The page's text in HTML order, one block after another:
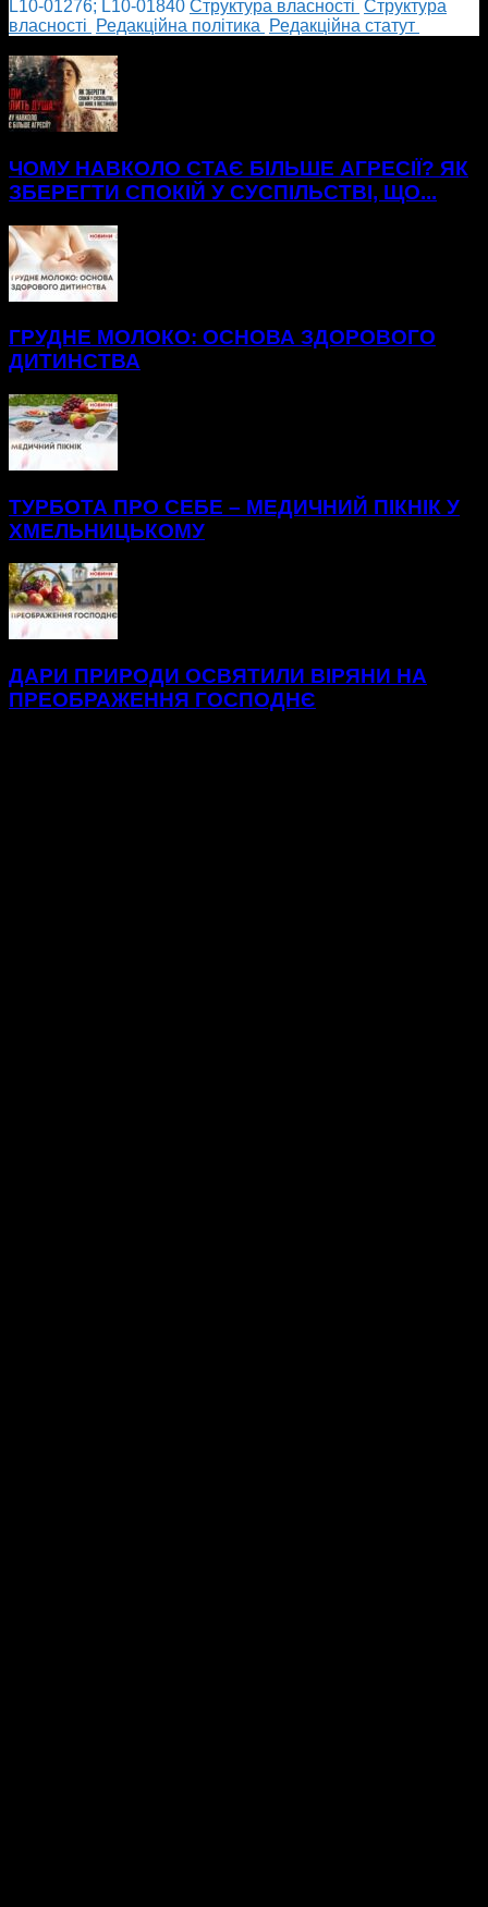
L10-01276; L10-01840 Cтруктура власності Cтруктура
власності
Редакційна політика
Редакційна статут
ЧОМУ НАВКОЛО СТАЄ БІЛЬШЕ АГРЕСІЇ? ЯК
ЗБЕРЕГТИ СПОКІЙ У СУСПІЛЬСТВІ, ЩО...
ГРУДНЕ МОЛОКО: ОСНОВА ЗДОРОВОГО
ДИТИНСТВА
ТУРБОТА ПРО СЕБЕ – МЕДИЧНИЙ ПІКНІК У
ХМЕЛЬНИЦЬКОМУ
ДАРИ ПРИРОДИ ОСВЯТИЛИ ВІРЯНИ НА
ПРЕОБРАЖЕННЯ ГОСПОДНЄ